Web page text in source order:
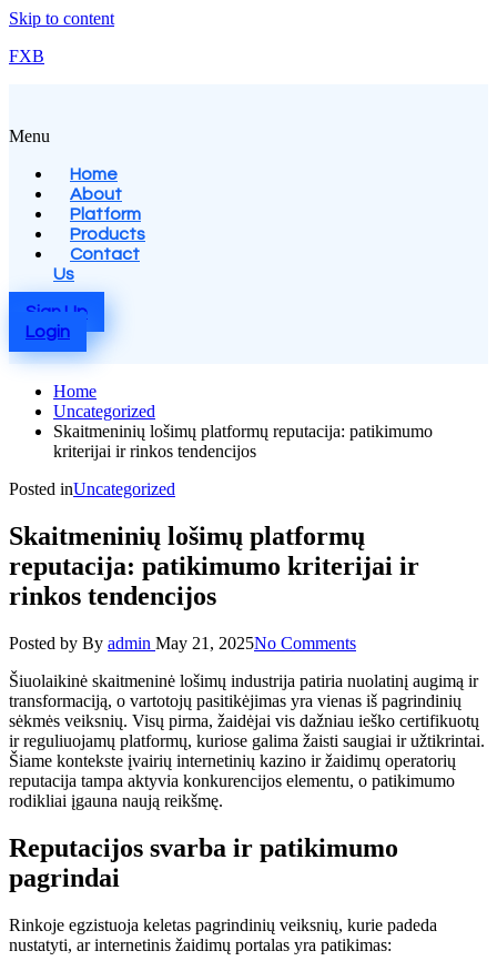
Skip to content
FXB
Menu
Home
About
Platform
Products
Contact
Us
Sign Up
Login
Home
Uncategorized
Skaitmeninių lošimų platformų reputacija: patikimumo
kriterijai ir rinkos tendencijos
Posted inUncategorized
Skaitmeninių lošimų platformų
reputacija: patikimumo kriterijai ir
rinkos tendencijos
Posted by By admin May 21, 2025No Comments
Šiuolaikinė skaitmeninė lošimų industrija patiria nuolatinį augimą ir
transformaciją, o vartotojų pasitikėjimas yra vienas iš pagrindinių
sėkmės veiksnių. Visų pirma, žaidėjai vis dažniau ieško certifikuotų
ir reguliuojamų platformų, kuriose galima žaisti saugiai ir užtikrintai.
Šiame kontekste įvairių internetinių kazino ir žaidimų operatorių
reputacija tampa aktyvia konkurencijos elementu, o patikimumo
rodikliai įgauna naują reikšmę.
Reputacijos svarba ir patikimumo
pagrindai
Rinkoje egzistuoja keletas pagrindinių veiksnių, kurie padeda
nustatyti, ar internetinis žaidimų portalas yra patikimas: